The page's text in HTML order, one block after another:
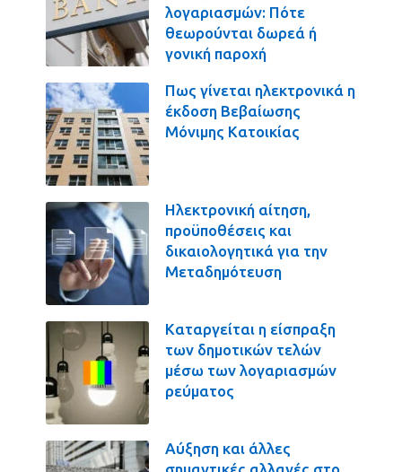
λογαριασμών: Πότε
θεωρούνται δωρεά ή
γονική παροχή
Πως γίνεται ηλεκτρονικά η
έκδοση Βεβαίωσης
Μόνιμης Κατοικίας
Ηλεκτρονική αίτηση,
προϋποθέσεις και
δικαιολογητικά για την
Μεταδημότευση
Καταργείται η είσπραξη
των δημοτικών τελών
μέσω των λογαριασμών
ρεύματος
Αύξηση και άλλες